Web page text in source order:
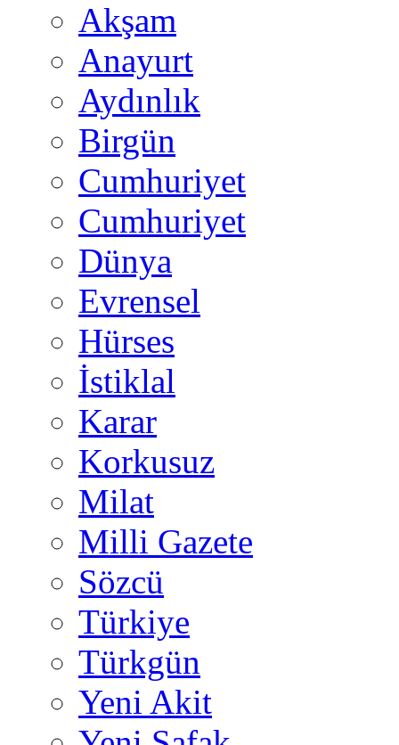
Akşam
Anayurt
Aydınlık
Birgün
Cumhuriyet
Cumhuriyet
Dünya
Evrensel
Hürses
İstiklal
Karar
Korkusuz
Milat
Milli Gazete
Sözcü
Türkiye
Türkgün
Yeni Akit